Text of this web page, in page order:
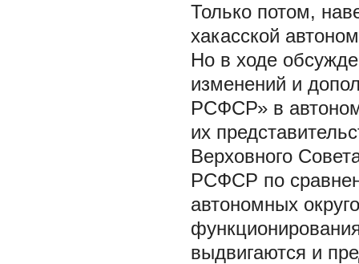
Только потом,
хакасской
Но в ходе
изменений и
РСФСР» в
их
Верховного
РСФСР по
автономных
выдвигаются и